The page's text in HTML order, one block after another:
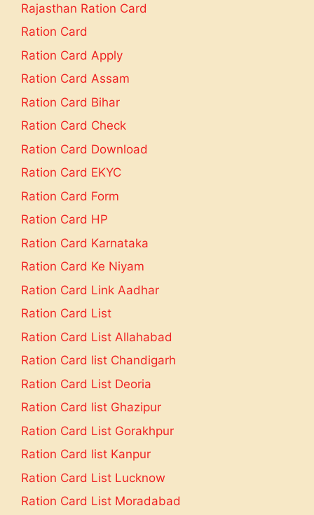
Rajasthan Ration Card
Ration Card
Ration Card Apply
Ration Card Assam
Ration Card Bihar
Ration Card Check
Ration Card Download
Ration Card EKYC
Ration Card Form
Ration Card HP
Ration Card Karnataka
Ration Card Ke Niyam
Ration Card Link Aadhar
Ration Card List
Ration Card List Allahabad
Ration Card list Chandigarh
Ration Card List Deoria
Ration Card list Ghazipur
Ration Card List Gorakhpur
Ration Card list Kanpur
Ration Card List Lucknow
Ration Card List Moradabad